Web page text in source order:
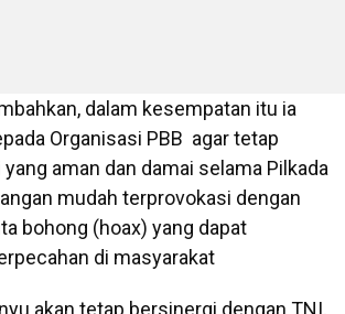
dalam kesempatan itu ia
Organisasi PBB agar tetap
aman dan damai selama Pilkada
mudah terprovokasi dengan
bohong (hoax) yang dapat
di masyarakat
akan tetap bersinergi dengan TNI,